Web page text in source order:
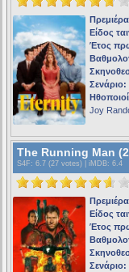
Είδος
Έτος
Σενάριο:
Joy
The Running Man
S4F : 6.7 (27 votes) | iMDB: 6.4
Είδος
Έτος
Σενάριο: